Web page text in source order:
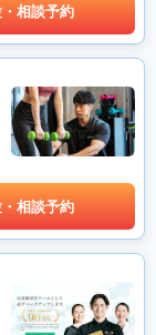
相談予約
相談予約